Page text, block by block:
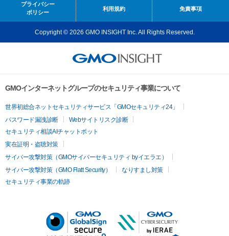
プライバシー
ポリシー
利用規約 免責事項
Copyright © 2026 GMO INSIGHT Inc. All Rights Reserved.
GMOインターネットグループのセキュリティ事業について
世界初総合ネットセキュリティサービス「GMOセキュリティ24」
パスワード漏洩診断
Webサイトリスク診断
セキュリティ相談AIチャットボット
実在証明・盗聴対策
サイバー攻撃対策（GMOサイバーセキュリティ byイエラエ）
サイバー攻撃対策（GMO Flatt Security）
なりすまし対策
セキュリティ事業の軌跡